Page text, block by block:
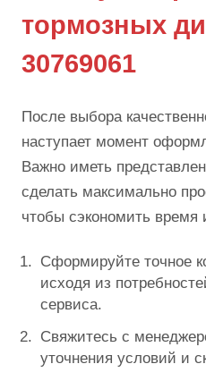
тормозных
30769061
После выбора
наступает момент
Важно иметь
сделать максимально
чтобы сэкономить время
Сформируйте точное
исходя из
сервиса.
Свяжитесь с
уточнения условий и